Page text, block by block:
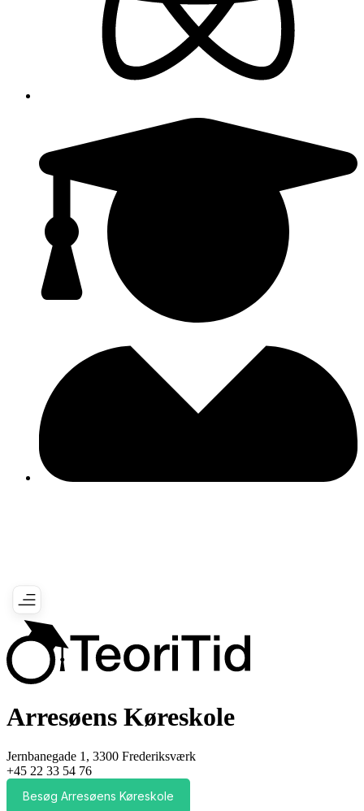
Arresøens Køreskole
Jernbanegade 1, 3300 Frederiksværk
+45 22 33 54 76
Besøg Arresøens Køreskole